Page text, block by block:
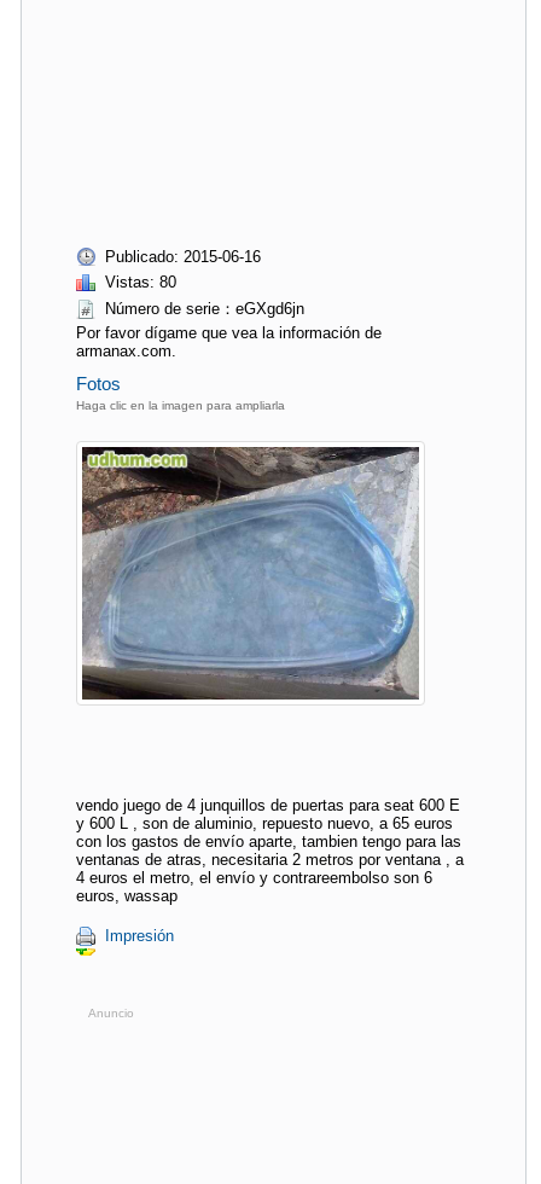
Publicado: 2015-06-16
Vistas: 80
Número de serie：eGXgd6jn
Por favor dígame que vea la información de
armanax.com.
Fotos
Haga clic en la imagen para ampliarla
vendo juego de 4 junquillos de puertas para seat 600 E
y 600 L , son de aluminio, repuesto nuevo, a 65 euros
con los gastos de envío aparte, tambien tengo para las
ventanas de atras, necesitaria 2 metros por ventana , a
4 euros el metro, el envío y contrareembolso son 6
euros, wassap
Impresión
Anuncio